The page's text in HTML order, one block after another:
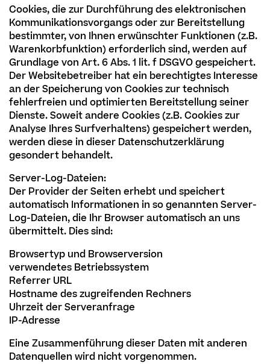
Cookies, die zur Durchführung des elektronischen
Kommunikationsvorgangs oder zur Bereitstellung
bestimmter, von Ihnen erwünschter Funktionen (z.B.
Warenkorbfunktion) erforderlich sind, werden auf
Grundlage von Art. 6 Abs. 1 lit. f DSGVO gespeichert.
Der Websitebetreiber hat ein berechtigtes Interesse
an der Speicherung von Cookies zur technisch
fehlerfreien und optimierten Bereitstellung seiner
Dienste. Soweit andere Cookies (z.B. Cookies zur
Analyse Ihres Surfverhaltens) gespeichert werden,
werden diese in dieser Datenschutzerklärung
gesondert behandelt.
Server-Log-Dateien:
Der Provider der Seiten erhebt und speichert
automatisch Informationen in so genannten Server-
Log-Dateien, die Ihr Browser automatisch an uns
übermittelt. Dies sind:
Browsertyp und Browserversion
verwendetes Betriebssystem
Referrer URL
Hostname des zugreifenden Rechners
Uhrzeit der Serveranfrage
IP-Adresse
Eine Zusammenführung dieser Daten mit anderen
Datenquellen wird nicht vorgenommen.